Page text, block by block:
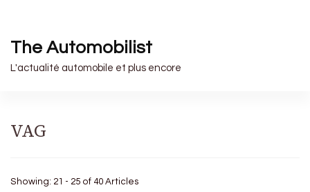
The Automobilist
L'actualité automobile et plus encore
VAG
Showing: 21 - 25 of 40 Articles